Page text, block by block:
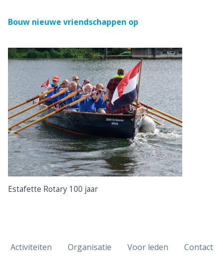
Bouw nieuwe vriendschappen op
Estafette Rotary 100 jaar
Activiteiten Organisatie Voor leden Contact